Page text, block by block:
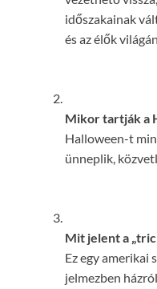
időszakainak
és az élők
Mikor tartják a
Halloween-t
ünneplik,
Mit jelent a
Ez egy amerikai
jelmezben